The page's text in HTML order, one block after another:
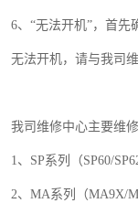
6、“无法开机”，首
无法开机，请与我司
我司维修中心主要维
1、 SP系列（SP60/
2、 MA系列（MA9X/